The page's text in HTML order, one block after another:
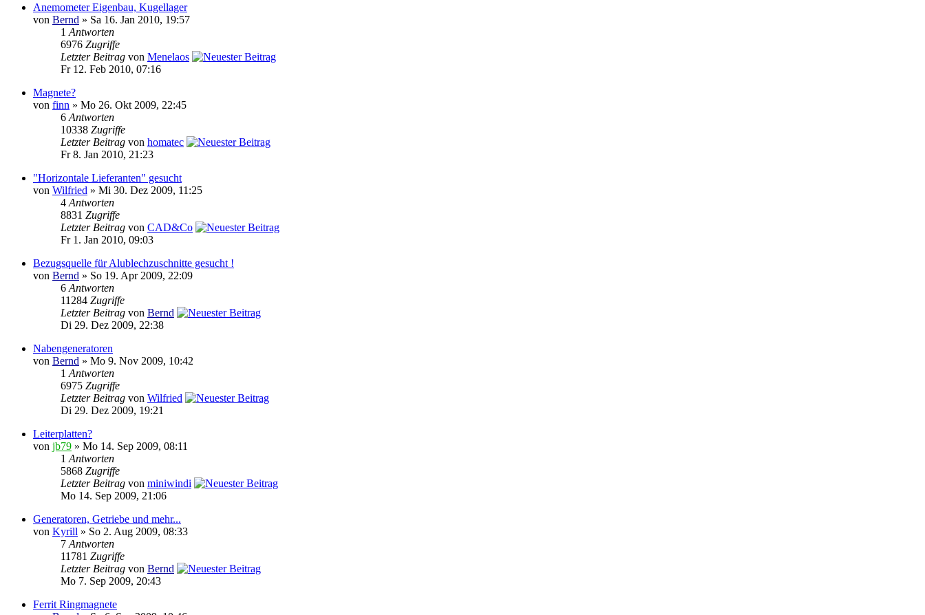
Anemometer Eigenbau, Kugellager
von Bernd » Sa 16. Jan 2010, 19:57
1 Antworten
6976 Zugriffe
Letzter Beitrag von Menelaos
Fr 12. Feb 2010, 07:16
Magnete?
von finn » Mo 26. Okt 2009, 22:45
6 Antworten
10338 Zugriffe
Letzter Beitrag von homatec
Fr 8. Jan 2010, 21:23
"Horizontale Lieferanten" gesucht
von Wilfried » Mi 30. Dez 2009, 11:25
4 Antworten
8831 Zugriffe
Letzter Beitrag von CAD&Co
Fr 1. Jan 2010, 09:03
Bezugsquelle für Alublechzuschnitte gesucht !
von Bernd » So 19. Apr 2009, 22:09
6 Antworten
11284 Zugriffe
Letzter Beitrag von Bernd
Di 29. Dez 2009, 22:38
Nabengeneratoren
von Bernd » Mo 9. Nov 2009, 10:42
1 Antworten
6975 Zugriffe
Letzter Beitrag von Wilfried
Di 29. Dez 2009, 19:21
Leiterplatten?
von jb79 » Mo 14. Sep 2009, 08:11
1 Antworten
5868 Zugriffe
Letzter Beitrag von miniwindi
Mo 14. Sep 2009, 21:06
Generatoren, Getriebe und mehr...
von Kyrill » So 2. Aug 2009, 08:33
7 Antworten
11781 Zugriffe
Letzter Beitrag von Bernd
Mo 7. Sep 2009, 20:43
Ferrit Ringmagnete